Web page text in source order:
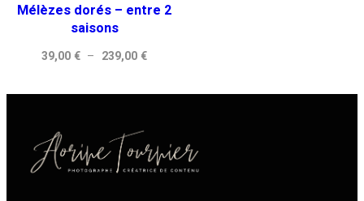
à
Mélèzes dorés – entre 2
saisons
39,00 € – 239,00 €Plage
prix :
239,00 €